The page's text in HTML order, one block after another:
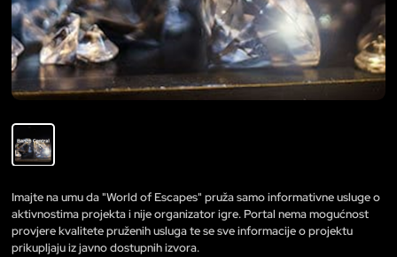
Imajte na umu da "World of Escapes" pruža samo informativne usluge o
aktivnostima projekta i nije organizator igre. Portal nema mogućnost
provjere kvalitete pruženih usluga te se sve informacije o projektu
prikupljaju iz javno dostupnih izvora.